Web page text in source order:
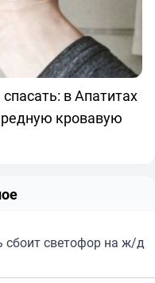
в Апатитах
кровавую
сбоит светофор на ж/д